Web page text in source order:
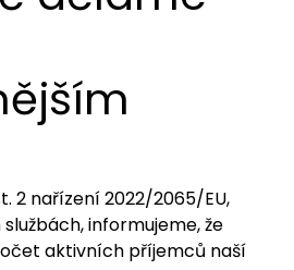
2 nařízení 2022/2065/EU,
informujeme, že
aktivních příjemců naší